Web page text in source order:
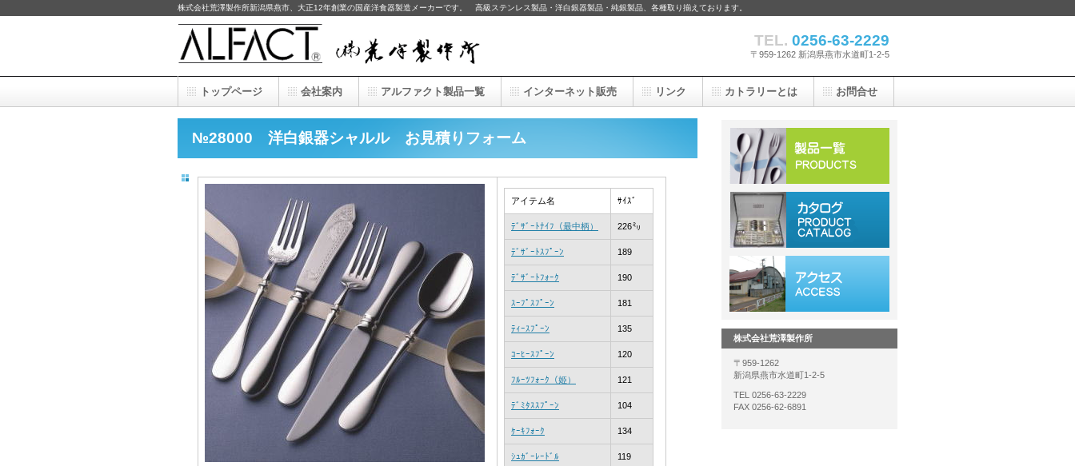
株式会社荒澤製作所新潟県燕市、大正12年創業の国産洋食器製造メーカーです。 高級ステンレス製品・洋白銀器製品・純銀製品、各種取り揃えております。
TEL. 0256-63-2229
〒959-1262 新潟県燕市水道町1-2-5
№28000 洋白銀器シャルル お見積りフォーム
アイテム名 ｻｲｽﾞ
ﾃﾞｻﾞｰﾄﾅｲﾌ（最中柄） 226㍉
ﾃﾞｻﾞｰﾄｽﾌﾟｰﾝ 189
ﾃﾞｻﾞｰﾄﾌｫｰｸ 190
ｽｰﾌﾟｽﾌﾟｰﾝ 181
ﾃｨｰｽﾌﾟｰﾝ 135
ｺｰﾋｰｽﾌﾟｰﾝ 120
ﾌﾙｰﾂﾌｫｰｸ（姫） 121
ﾃﾞﾐﾀｽｽﾌﾟｰﾝ 104
ｹｰｷﾌｫｰｸ 134
ｼｭｶﾞｰﾚｰﾄﾞﾙ 119
トップページ 会社案内 アルファクト製品一覧 インターネット販売 リンク カトラリーとは お問合せ
株式会社荒澤製作所
〒959-1262
新潟県燕市水道町1-2-5
TEL 0256-63-2229
FAX 0256-62-6891